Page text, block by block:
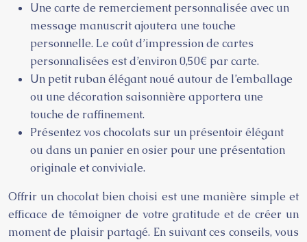
Une carte de remerciement personnalisée avec un
message manuscrit ajoutera une touche
personnelle. Le coût d’impression de cartes
personnalisées est d’environ 0,50€ par carte.
Un petit ruban élégant noué autour de l’emballage
ou une décoration saisonnière apportera une
touche de raffinement.
Présentez vos chocolats sur un présentoir élégant
ou dans un panier en osier pour une présentation
originale et conviviale.
Offrir un chocolat bien choisi est une manière simple et
efficace de témoigner de votre gratitude et de créer un
moment de plaisir partagé. En suivant ces conseils, vous